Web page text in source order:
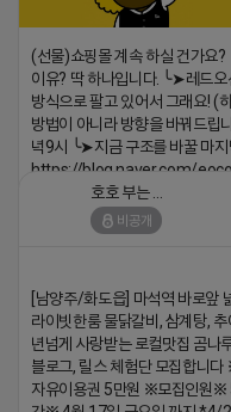
(선물)쇼핑몰 계속 하실 건가요
이유? 딱 하나입니다. ╰➤레드
방식으로 팔고 있어서 그래요! (
방법이 아니라 방향을 바꿔드
녁9시 ╰➤지금 구조를 바꿀 마지
https://blog.naver.com/
2026-04-18 17:15
비공개
[남양주/화도읍] 마석역 바로앞
라이빗한룸 물닭갈비, 삼계탕, 추
년넘게 사랑받는 로컬맛집 곰나
블로그, 릴스 체험단 모집합니
자유이용권 5만원 ※모집인원